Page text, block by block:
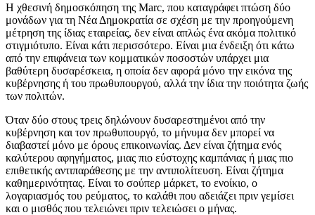
Η χθεσινή δημοσκόπηση της Marc, που καταγράφει πτώση δύο
μονάδων για τη Νέα Δημοκρατία σε σχέση με την προηγούμενη
μέτρηση της ίδιας εταιρείας, δεν είναι απλώς ένα ακόμα πολιτικό
στιγμιότυπο. Είναι κάτι περισσότερο. Είναι μια ένδειξη ότι κάτω
από την επιφάνεια των κομματικών ποσοστών υπάρχει μια
βαθύτερη δυσαρέσκεια, η οποία δεν αφορά μόνο την εικόνα της
κυβέρνησης ή του πρωθυπουργού, αλλά την ίδια την ποιότητα ζωής
των πολιτών.
Όταν δύο στους τρεις δηλώνουν δυσαρεστημένοι από την
κυβέρνηση και τον πρωθυπουργό, το μήνυμα δεν μπορεί να
διαβαστεί μόνο με όρους επικοινωνίας. Δεν είναι ζήτημα ενός
καλύτερου αφηγήματος, μιας πιο εύστοχης καμπάνιας ή μιας πιο
επιθετικής αντιπαράθεσης με την αντιπολίτευση. Είναι ζήτημα
καθημερινότητας. Είναι το σούπερ μάρκετ, το ενοίκιο, ο
λογαριασμός του ρεύματος, το καλάθι που αδειάζει πριν γεμίσει
και ο μισθός που τελειώνει πριν τελειώσει ο μήνας.